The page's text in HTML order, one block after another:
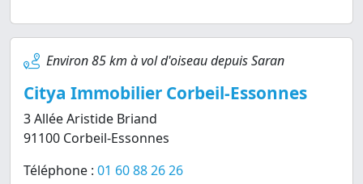
Environ 85 km à vol d'oiseau depuis Saran
Citya Immobilier Corbeil-Essonnes
3 Allée Aristide Briand
91100 Corbeil-Essonnes
Téléphone : 01 60 88 26 26